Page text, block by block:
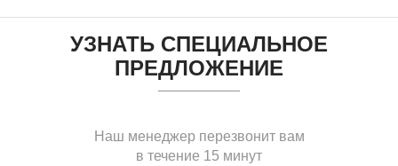
УЗНАТЬ СПЕЦИАЛЬНОЕ
ПРЕДЛОЖЕНИЕ
Наш менеджер перезвонит вам
в течение 15 минут